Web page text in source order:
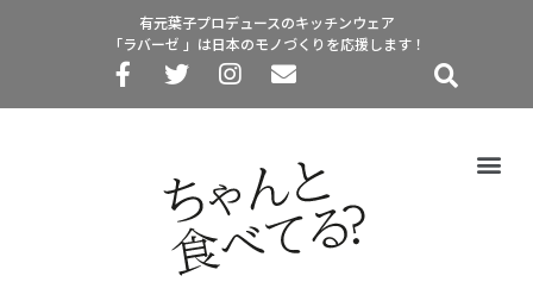
有元葉子プロデュースのキッチンウェア
「ラバーゼ 」は日本のモノづくりを応援します！